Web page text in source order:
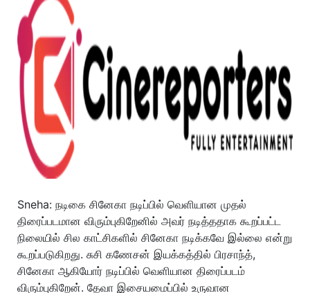
Sneha: நடிகை சினேகா நடிப்பில் வெளியான முதல்
திரைப்படமான விரும்புகிறேனில் அவர் நடித்ததாக கூறப்பட்ட
நிலையில் சில காட்சிகளில் சினேகா நடிக்கவே இல்லை என்று
கூறப்படுகிறது. சுசி கணேசன் இயக்கத்தில் பிரசாந்த்,
சினேகா ஆகியோர் நடிப்பில் வெளியான திரைப்படம்
விரும்புகிறேன். தேவா இசையமைப்பில் உருவான